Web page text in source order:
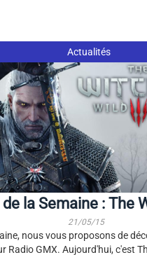
Actualités
de la Semaine : The
21/05/15
nous vous proposons de
Radio GMX. Aujourd'hui, c'est